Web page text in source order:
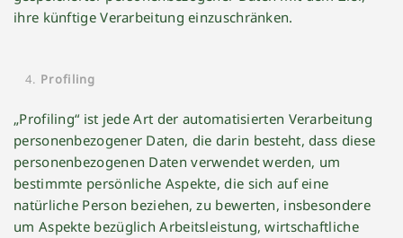
ihre künftige Verarbeitung einzuschränken.
Profiling
„Profiling“ ist jede Art der automatisierten Verarbeitung
personenbezogener Daten, die darin besteht, dass diese
personenbezogenen Daten verwendet werden, um
bestimmte persönliche Aspekte, die sich auf eine
natürliche Person beziehen, zu bewerten, insbesondere
um Aspekte bezüglich Arbeitsleistung, wirtschaftliche